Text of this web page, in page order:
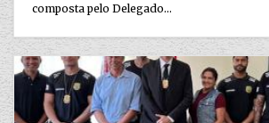
composta pelo Delegado...